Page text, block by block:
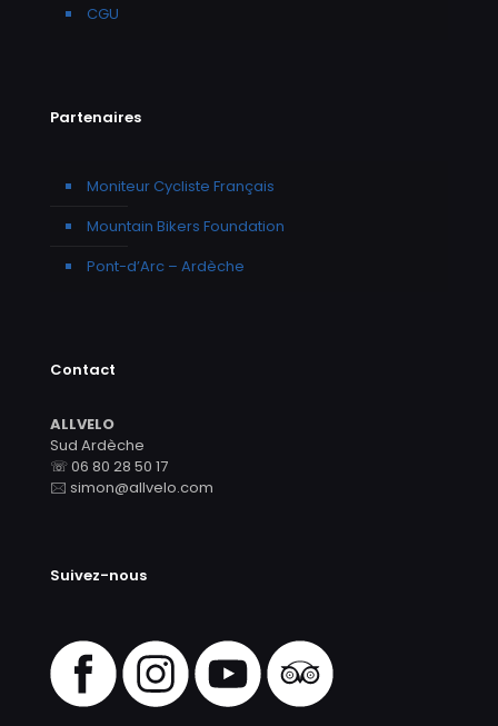
CGU
Partenaires
Moniteur Cycliste Français
Mountain Bikers Foundation
Pont-d’Arc – Ardèche
Contact
ALLVELO
Sud Ardèche
☏ 06 80 28 50 17
🖂 simon@allvelo.com
Suivez-nous